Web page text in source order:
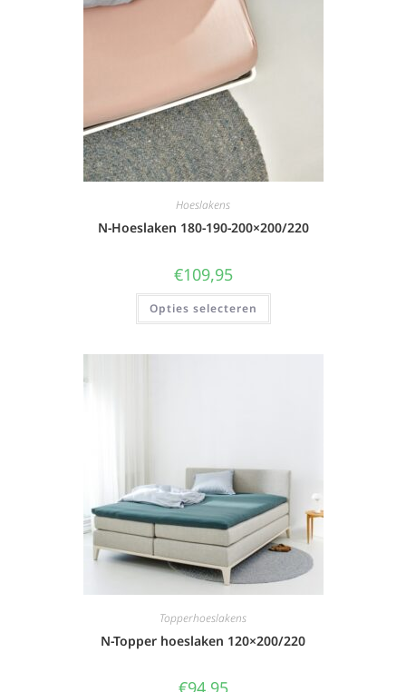
Hoeslakens
N-Hoeslaken 180-190-200×200/220
€109,95
Opties selecteren
Topperhoeslakens
N-Topper hoeslaken 120×200/220
€94,95